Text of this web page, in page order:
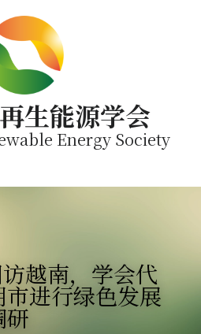
生能源学会
Energy Society
越南，学会代
进行绿色发展
研